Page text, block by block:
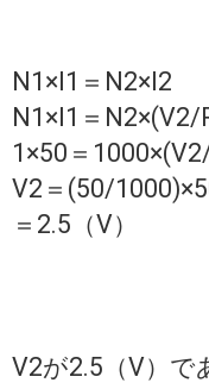
N1×I1＝N2×I2
N1×I1＝N2×(V2/
1×50＝
V2＝(50/
＝2.5（V）
V2が2.5（V）で